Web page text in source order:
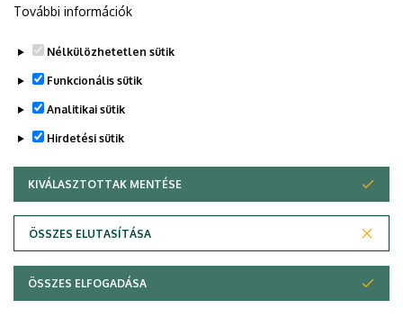
Adatvédelem
Szerzői jog © 2026 Unideb
További információk
Nélkülözhetetlen sütik
Funkcionális sütik
Analitikai sütik
Hirdetési sütik
KIVÁLASZTOTTAK MENTÉSE
ÖSSZES ELUTASÍTÁSA
WITHDRAW CONSENT
ÖSSZES ELFOGADÁSA